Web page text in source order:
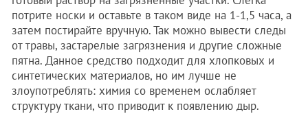
потрите носки и оставьте в таком виде на 1-1,5 часа, а
затем постирайте вручную. Так можно вывести следы
от травы, застарелые загрязнения и другие сложные
пятна. Данное средство подходит для хлопковых и
синтетических материалов, но им лучше не
злоупотреблять: химия со временем ослабляет
структуру ткани, что приводит к появлению дыр.